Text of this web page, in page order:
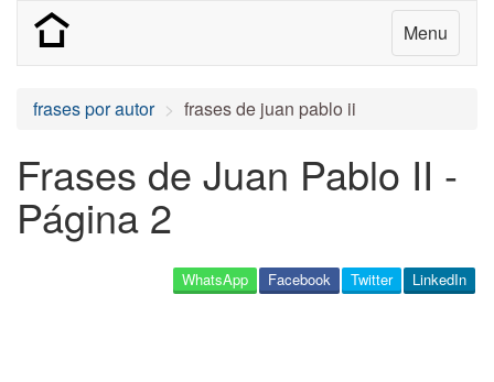
Menu
frases por autor frases de juan pablo ii
Frases de Juan Pablo II -
Página 2
LinkedIn
Twitter
Facebook
WhatsApp